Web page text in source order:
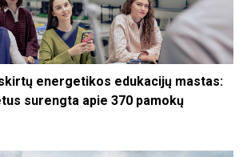
energetikos edukacijų mastas:
surengta apie 370 pamokų